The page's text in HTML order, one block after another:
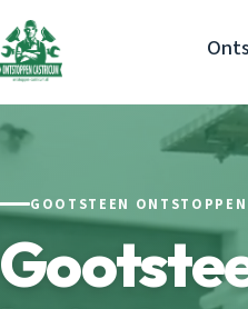
GOOTSTEEN